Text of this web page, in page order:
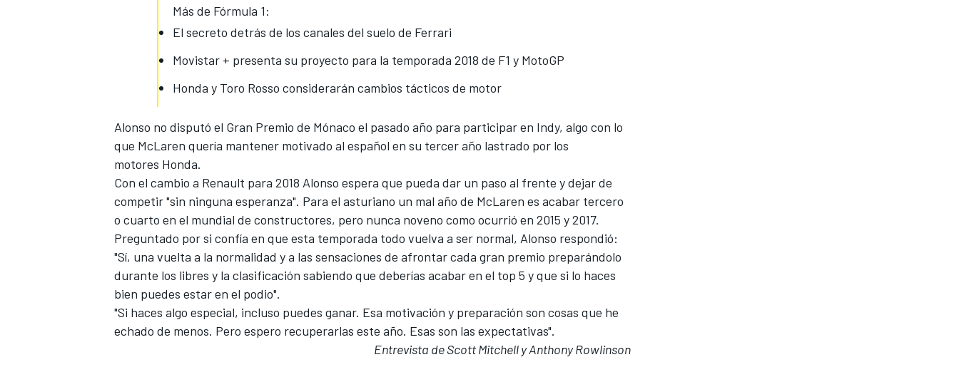
Más de Fórmula 1:
El secreto detrás de los canales del suelo de Ferrari
Movistar + presenta su proyecto para la temporada 2018 de F1 y MotoGP
Honda y Toro Rosso considerarán cambios tácticos de motor
Alonso no disputó el Gran Premio de Mónaco el pasado año para participar en Indy, algo con lo
que McLaren quería mantener motivado al español en su tercer año lastrado por los
motores Honda.
Con el cambio a Renault para 2018 Alonso espera que pueda dar un paso al frente y dejar de
competir "sin ninguna esperanza". Para el asturiano un mal año de McLaren es acabar tercero
o cuarto en el mundial de constructores, pero nunca noveno como ocurrió en 2015 y 2017.
Preguntado por si confía en que esta temporada todo vuelva a ser normal, Alonso respondió:
"Sí, una vuelta a la normalidad y a las sensaciones de afrontar cada gran premio preparándolo
durante los libres y la clasificación sabiendo que deberías acabar en el top 5 y que si lo haces
bien puedes estar en el podio".
"Si haces algo especial, incluso puedes ganar. Esa motivación y preparación son cosas que he
echado de menos. Pero espero recuperarlas este año. Esas son las expectativas".
Entrevista de Scott Mitchell y Anthony Rowlinson